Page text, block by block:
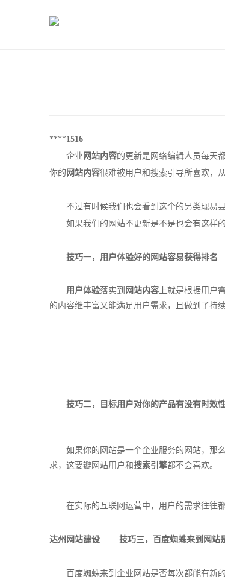
****1516
企业 网站内容的更新是网络编辑人员每天
你的 网站内容很难被用户和搜索引导所喜欢，
不过有时候我们也会看到这个的另类现易县
——如果我们的网站不更新是不是也会有这样
技巧一， 用户体验好的网站容易获得排名
用户体验落实到 网站内容 上就是根据用户
的内容继丰富又能满足用户需求，且做到了持
技巧二，目标用户对你的产品有没有时效
如果你的网站是一个企业服务的网站，那
求，这要瓣网站用户和搜索引擎都不会喜欢。
在实际的互联网运营中，用户的需求往往都
达州网站建设 技巧三，百度蜘蛛来到网站
百度蜘蛛来到企业网站是否每次都能有新的